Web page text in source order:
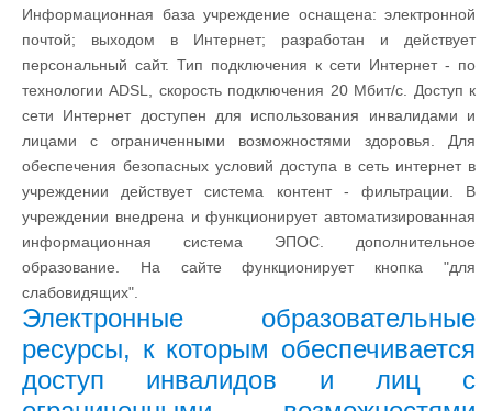
Информационная база учреждение оснащена: электронной
почтой; выходом в Интернет; разработан и действует
персональный сайт. Тип подключения к сети Интернет - по
технологии ADSL, скорость подключения 20 Мбит/с. Доступ к
сети Интернет доступен для использования инвалидами и
лицами с ограниченными возможностями здоровья. Для
обеспечения безопасных условий доступа в сеть интернет в
учреждении действует система контент - фильтрации. В
учреждении внедрена и функционирует автоматизированная
информационная система ЭПОС. дополнительное
образование. На сайте функционирует кнопка "для
слабовидящих".
Электронные образовательные
ресурсы, к которым обеспечивается
доступ инвалидов и лиц с